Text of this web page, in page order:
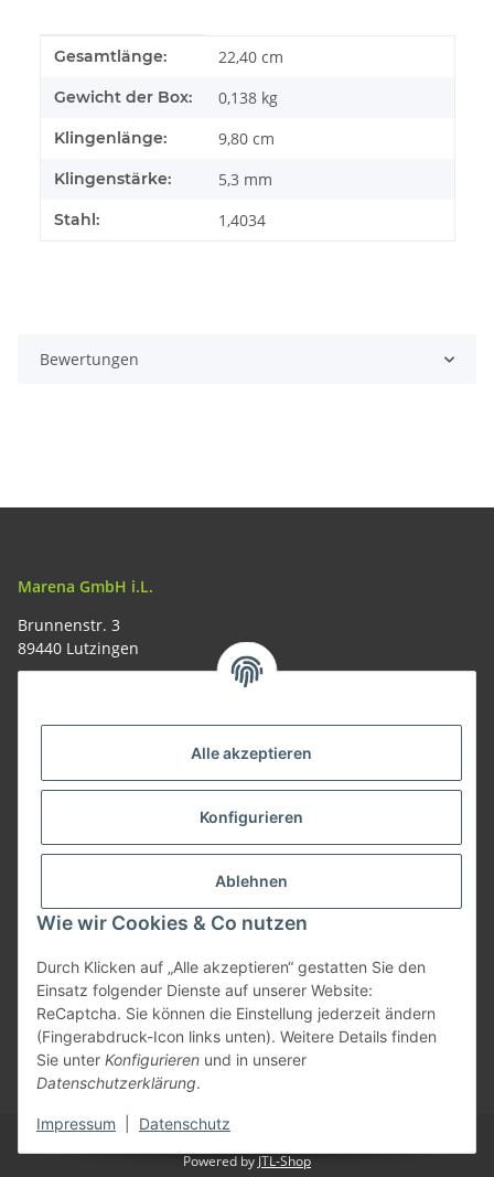
Alle akzeptieren
Konfigurieren
Ablehnen
Wie wir Cookies & Co nutzen
Durch Klicken auf „Alle akzeptieren“ gestatten Sie den
Einsatz folgender Dienste auf unserer Website:
ReCaptcha. Sie können die Einstellung jederzeit ändern
(Fingerabdruck-Icon links unten). Weitere Details finden
Sie unter Konfigurieren und in unserer
Datenschutzerklärung.
Impressum Datenschutz
Produkteigenschaft
Wert
Gesamtlänge: 22,40 cm
Gewicht der Box: 0,138 kg
Klingenlänge: 9,80 cm
Klingenstärke: 5,3 mm
Stahl: 1,4034
Bewertungen
Marena GmbH i.L.
Brunnenstr. 3
89440 Lutzingen
Vertrag widerrufen
* Alle Preise inkl. gesetzlicher USt., zzgl.Versand
Powered by JTL-Shop